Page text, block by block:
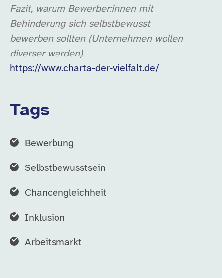
Fazit, warum Bewerber:innen mit
Behinderung sich selbstbewusst
bewerben sollten (Unternehmen wollen
diverser werden).
https://www.charta-der-vielfalt.de/
Tags
Bewerbung
Selbstbewusstsein
Chancengleichheit
Inklusion
Arbeitsmarkt